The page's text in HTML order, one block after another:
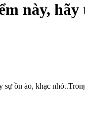
này,
ồn ào, khạc